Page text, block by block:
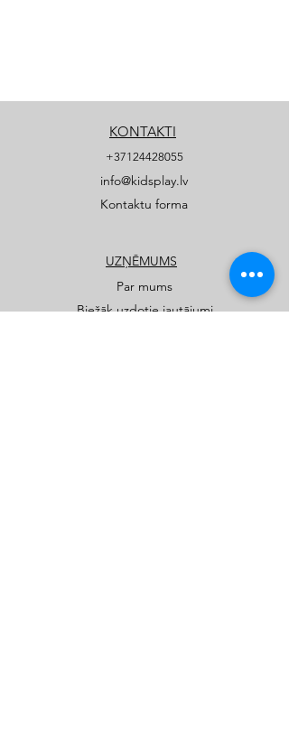
KONTAKTI
+37124428055
info@kidsplay.lv
Kontaktu forma
UZŅĒMUMS
Par mums
Biežāk uzdotie jautājumi